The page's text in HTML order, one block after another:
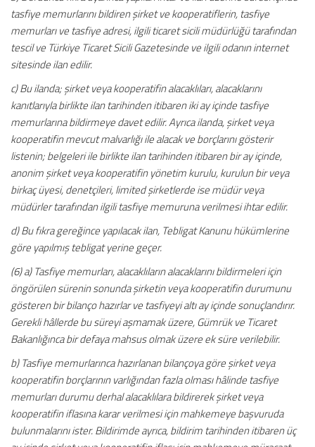
tasfiye memurlarını bildiren şirket ve kooperatiflerin, tasfiye
memurları ve tasfiye adresi, ilgili ticaret sicili müdürlüğü tarafından
tescil ve Türkiye Ticaret Sicili Gazetesinde ve ilgili odanın internet
sitesinde ilan edilir.
c) Bu ilanda; şirket veya kooperatifin alacaklıları, alacaklarını
kanıtlarıyla birlikte ilan tarihinden itibaren iki ay içinde tasfiye
memurlarına bildirmeye davet edilir. Ayrıca ilanda, şirket veya
kooperatifin mevcut malvarlığı ile alacak ve borçlarını gösterir
listenin; belgeleri ile birlikte ilan tarihinden itibaren bir ay içinde,
anonim şirket veya kooperatifin yönetim kurulu, kurulun bir veya
birkaç üyesi, denetçileri, limited şirketlerde ise müdür veya
müdürler tarafından ilgili tasfiye memuruna verilmesi ihtar edilir.
d) Bu fıkra gereğince yapılacak ilan, Tebligat Kanunu hükümlerine
göre yapılmış tebligat yerine geçer.
(6) a) Tasfiye memurları, alacaklıların alacaklarını bildirmeleri için
öngörülen sürenin sonunda şirketin veya kooperatifin durumunu
gösteren bir bilanço hazırlar ve tasfiyeyi altı ay içinde sonuçlandırır.
Gerekli hâllerde bu süreyi aşmamak üzere, Gümrük ve Ticaret
Bakanlığınca bir defaya mahsus olmak üzere ek süre verilebilir.
b) Tasfiye memurlarınca hazırlanan bilançoya göre şirket veya
kooperatifin borçlarının varlığından fazla olması hâlinde tasfiye
memurları durumu derhal alacaklılara bildirerek şirket veya
kooperatifin iflasına karar verilmesi için mahkemeye başvuruda
bulunmalarını ister. Bildirimde ayrıca, bildirim tarihinden itibaren üç